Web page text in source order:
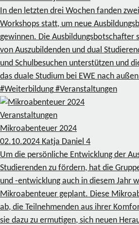
In den letzten drei Wochen fanden
Workshops statt, um neue
gewinnen. Die Ausbildungsbotschafter
von Auszubildenden und dual
und Schulbesuchen unterstützen und
das duale Studium bei EWE nach
#Weiterbildung #Veranstaltungen
Veranstaltungen
Mikroabenteuer 2024
02.10.2024 Katja Daniel 4
Um die persönliche Entwicklung der
Studierenden zu fördern, hat die
und -entwicklung auch in diesem Jahr
Mikroabenteuer geplant. Diese
ab, die Teilnehmenden aus ihrer
sie dazu zu ermutigen, sich neuen